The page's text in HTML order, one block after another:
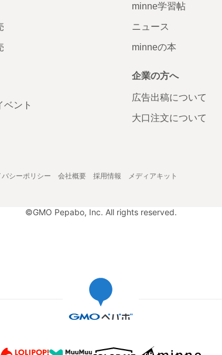
ベント
minne学習帖
ニュース
minneの本
企業の方へ
広告出稿について
大口注文について
バシーポリシー 会社概要 採用情報 メディアキット
©GMO Pepabo, Inc. All rights reserved.